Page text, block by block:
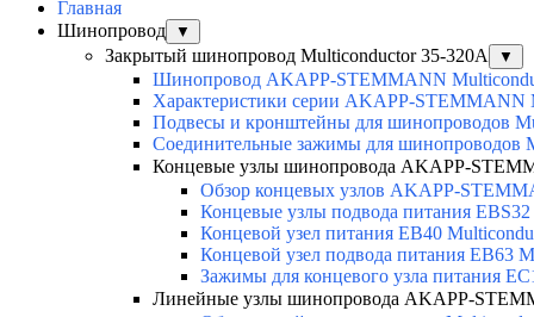
Главная
Шинопровод
▼
Закрытый шинопровод Multiconductor 35-320А ▼
Шинопровод AKAPP-STEMMANN
Характеристики серии AKAPP-STEMMANN
Подвесы и кронштейны для шинопроводов
Соединительные зажимы для шинопроводов
Концевые узлы шинопровода AKAPP-
Обзор концевых узлов AKAPP-
Концевые узлы подвода питания
Концевой узел питания EB40
Концевой узел подвода питания EB63
Зажимы для концевого узла питания
Линейные узлы шинопровода AKAPP-